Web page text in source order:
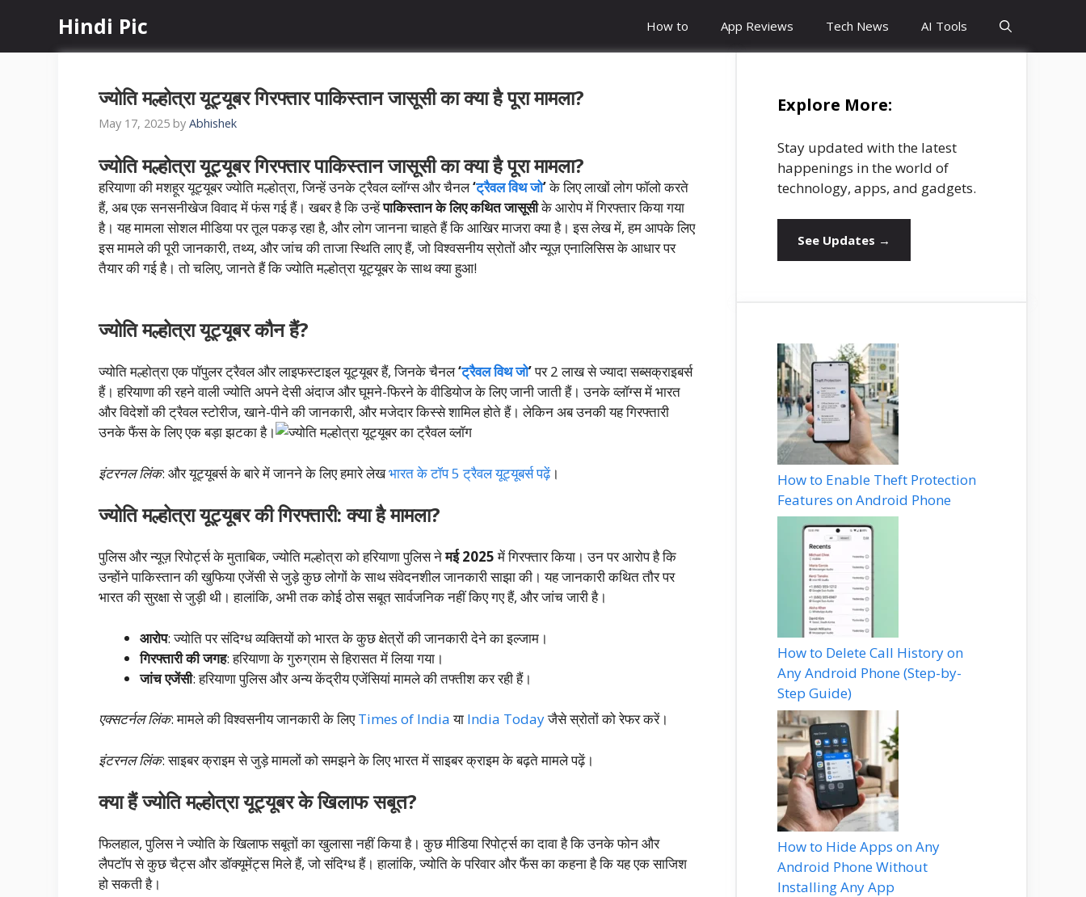
content
Hindi Pic How to App Reviews Tech News AI Tools
ज्योति मल्होत्रा यूट्यूबर गिरफ्तार पाकिस्तान जासूसी का क्या है पूरा मामला?
May 17, 2025 by Abhishek
ज्योति मल्होत्रा यूट्यूबर गिरफ्तार पाकिस्तान जासूसी का क्या है पूरा मामला?
हरियाणा की मशहूर यूट्यूबर ज्योति मल्होत्रा, जिन्हें उनके ट्रैवल व्लॉग्स और चैनल‘ट्रैवल विथ जो’के लिए लाखों लोग फॉलो करते
हैं, अब एक सनसनीखेज विवाद में फंस गई हैं। खबर है कि उन्हेंपाकिस्तान के लिए कथित जासूसीके आरोप में गिरफ्तार किया गया
है। यह मामला सोशल मीडिया पर तूल पकड़ रहा है, और लोग जानना चाहते हैं कि आखिर माजरा क्या है। इस लेख में, हम आपके लिए
इस मामले की पूरी जानकारी, तथ्य, और जांच की ताजा स्थिति लाए हैं, जो विश्वसनीय स्रोतों और न्यूज़ एनालिसिस के आधार पर
तैयार की गई है। तो चलिए, जानते हैं कि ज्योति मल्होत्रा यूट्यूबर के साथ क्या हुआ!
ज्योति मल्होत्रा यूट्यूबर कौन हैं?
ज्योति मल्होत्रा एक पॉपुलर ट्रैवल और लाइफस्टाइल यूट्यूबर हैं, जिनके चैनल‘ट्रैवल विथ जो’पर 2 लाख से ज्यादा सब्सक्राइबर्स
हैं। हरियाणा की रहने वाली ज्योति अपने देसी अंदाज और घूमने-फिरने के वीडियोज के लिए जानी जाती हैं। उनके व्लॉग्स में भारत
और विदेशों की ट्रैवल स्टोरीज, खाने-पीने की जानकारी, और मजेदार किस्से शामिल होते हैं। लेकिन अब उनकी यह गिरफ्तारी
उनके फैंस के लिए एक बड़ा झटका है।
इंटरनल लिंक: और यूट्यूबर्स के बारे में जानने के लिए हमारे लेखभारत के टॉप 5 ट्रैवल यूट्यूबर्स पढ़ें।
ज्योति मल्होत्रा यूट्यूबर की गिरफ्तारी: क्या है मामला?
पुलिस और न्यूज़ रिपोर्ट्स के मुताबिक, ज्योति मल्होत्रा को हरियाणा पुलिस नेमई 2025में गिरफ्तार किया। उन पर आरोप है कि
उन्होंने पाकिस्तान की खुफिया एजेंसी से जुड़े कुछ लोगों के साथ संवेदनशील जानकारी साझा की। यह जानकारी कथित तौर पर
भारत की सुरक्षा से जुड़ी थी। हालांकि, अभी तक कोई ठोस सबूत सार्वजनिक नहीं किए गए हैं, और जांच जारी है।
आरोप: ज्योति पर संदिग्ध व्यक्तियों को भारत के कुछ क्षेत्रों की जानकारी देने का इल्जाम।
गिरफ्तारी की जगह: हरियाणा के गुरुग्राम से हिरासत में लिया गया।
जांच एजेंसी: हरियाणा पुलिस और अन्य केंद्रीय एजेंसियां मामले की तफ्तीश कर रही हैं।
एक्सटर्नल लिंक: मामले की विश्वसनीय जानकारी के लिएTimes of Indiaया India Todayजैसे स्रोतों को रेफर करें।
इंटरनल लिंक: साइबर क्राइम से जुड़े मामलों को समझने के लिए भारत में साइबर क्राइम के बढ़ते मामले पढ़ें।
क्या हैं ज्योति मल्होत्रा यूट्यूबर के खिलाफ सबूत?
फिलहाल, पुलिस ने ज्योति के खिलाफ सबूतों का खुलासा नहीं किया है। कुछ मीडिया रिपोर्ट्स का दावा है कि उनके फोन और
लैपटॉप से कुछ चैट्स और डॉक्यूमेंट्स मिले हैं, जो संदिग्ध हैं। हालांकि, ज्योति के परिवार और फैंस का कहना है कि यह एक साजिश
हो सकती है।
Explore More:
Stay updated with the latest
happenings in the world of
technology, apps, and gadgets.
See Updates →
How to Enable Theft Protection
Features on Android Phone
How to Delete Call History on
Any Android Phone (Step-by-
Step Guide)
How to Hide Apps on Any
Android Phone Without
Installing Any App